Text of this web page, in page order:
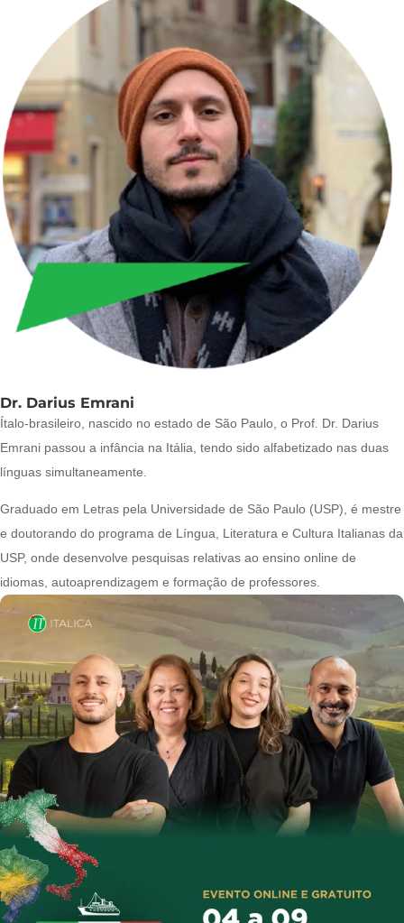
Dr. Darius Emrani
Ítalo-brasileiro, nascido no estado de São Paulo, o Prof. Dr. Darius
Emrani passou a infância na Itália, tendo sido alfabetizado nas duas
línguas simultaneamente.
Graduado em Letras pela Universidade de São Paulo (USP), é mestre
e doutorando do programa de Língua, Literatura e Cultura Italianas da
USP, onde desenvolve pesquisas relativas ao ensino online de
idiomas, autoaprendizagem e formação de professores.